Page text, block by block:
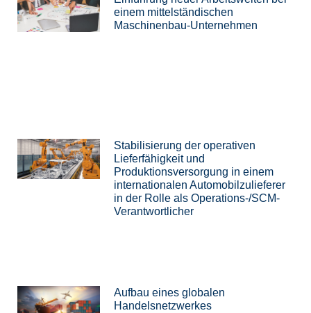
einem mittelständischen
Maschinenbau-Unternehmen
Stabilisierung der operativen
Lieferfähigkeit und
Produktionsversorgung in einem
internationalen Automobilzulieferer
in der Rolle als Operations-/SCM-
Verantwortlicher
Aufbau eines globalen
Handelsnetzwerkes